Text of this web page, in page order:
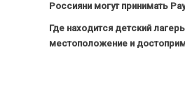
Россияни могут принимать
Где находится детский
местоположение и